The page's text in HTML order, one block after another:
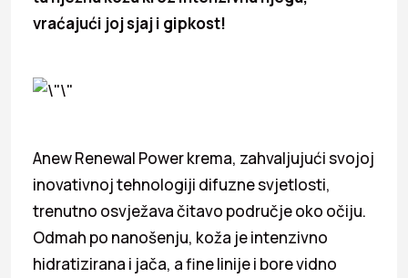
vraćajući joj sjaj i gipkost!
Anew Renewal Power krema, zahvaljujući svojoj
inovativnoj tehnologiji difuzne svjetlosti,
trenutno osvježava čitavo područje oko očiju.
Odmah po nanošenju, koža je intenzivno
hidratizirana i jača, a fine linije i bore vidno